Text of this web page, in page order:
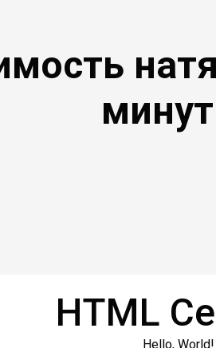
HTML
Hello, World!